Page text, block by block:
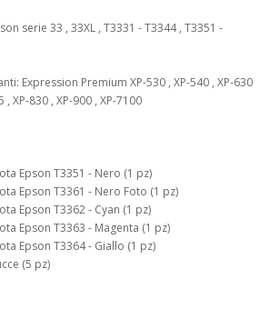
serie 33 , 33XL , T3331 - T3344 , T3351 -
Expression Premium XP-530 , XP-540 , XP-630
, XP-830 , XP-900 , XP-7100
Epson T3351 - Nero (1 pz)
Epson T3361 - Nero Foto (1 pz)
Epson T3362 - Cyan (1 pz)
Epson T3363 - Magenta (1 pz)
Epson T3364 - Giallo (1 pz)
(5 pz)